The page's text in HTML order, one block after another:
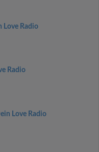
Love Radio
Radio
Love Radio